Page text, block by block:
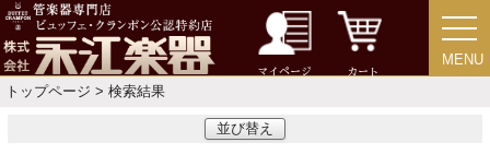
マイページ カート
MENU
MENU
トップページ > 検索結果
並び替え